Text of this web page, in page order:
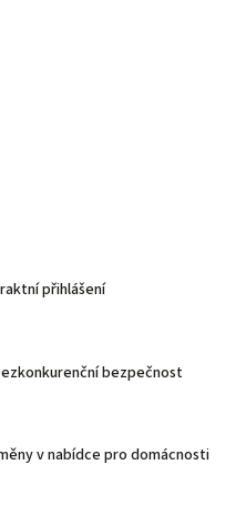
přihlášení
bezpečnost
v nabídce pro domácnosti